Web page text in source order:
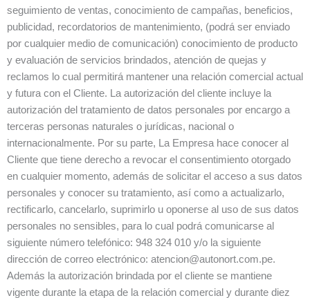
seguimiento de ventas, conocimiento de campañas, beneficios,
publicidad, recordatorios de mantenimiento, (podrá ser enviado
por cualquier medio de comunicación) conocimiento de producto
y evaluación de servicios brindados, atención de quejas y
reclamos lo cual permitirá mantener una relación comercial actual
y futura con el Cliente. La autorización del cliente incluye la
autorización del tratamiento de datos personales por encargo a
terceras personas naturales o jurídicas, nacional o
internacionalmente. Por su parte, La Empresa hace conocer al
Cliente que tiene derecho a revocar el consentimiento otorgado
en cualquier momento, además de solicitar el acceso a sus datos
personales y conocer su tratamiento, así como a actualizarlo,
rectificarlo, cancelarlo, suprimirlo u oponerse al uso de sus datos
personales no sensibles, para lo cual podrá comunicarse al
siguiente número telefónico: 948 324 010 y/o la siguiente
dirección de correo electrónico: atencion@autonort.com.pe.
Además la autorización brindada por el cliente se mantiene
vigente durante la etapa de la relación comercial y durante diez